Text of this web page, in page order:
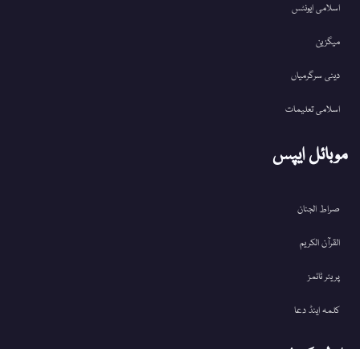
اسلامی ایونٹس
میگزین
دینی سرگرمیاں
اسلامی تعلیمات
موبائل ایپس
صراط الجنان
القرآن الکریم
پریئر ٹائمز
کلمہ اینڈ دعا